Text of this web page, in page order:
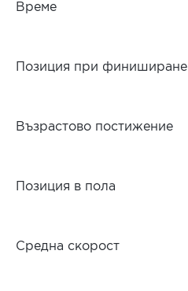
Време
Позиция при финиширане
Възрастово постижение
Позиция в пола
Средна скорост